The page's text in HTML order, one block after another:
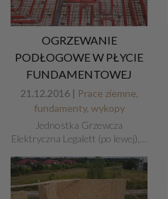
OGRZEWANIE
PODŁOGOWE W PŁYCIE
FUNDAMENTOWEJ
21.12.2016 | Prace ziemne,
fundamenty, wykopy
Jednostka Grzewcza
Elektryczna Legalett (po lewej),…